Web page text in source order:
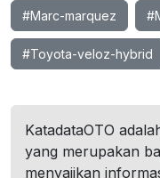
#Marc-marquez
#Toyota-veloz-hybrid
KatadataOTO
yang merupakan
menyajikan